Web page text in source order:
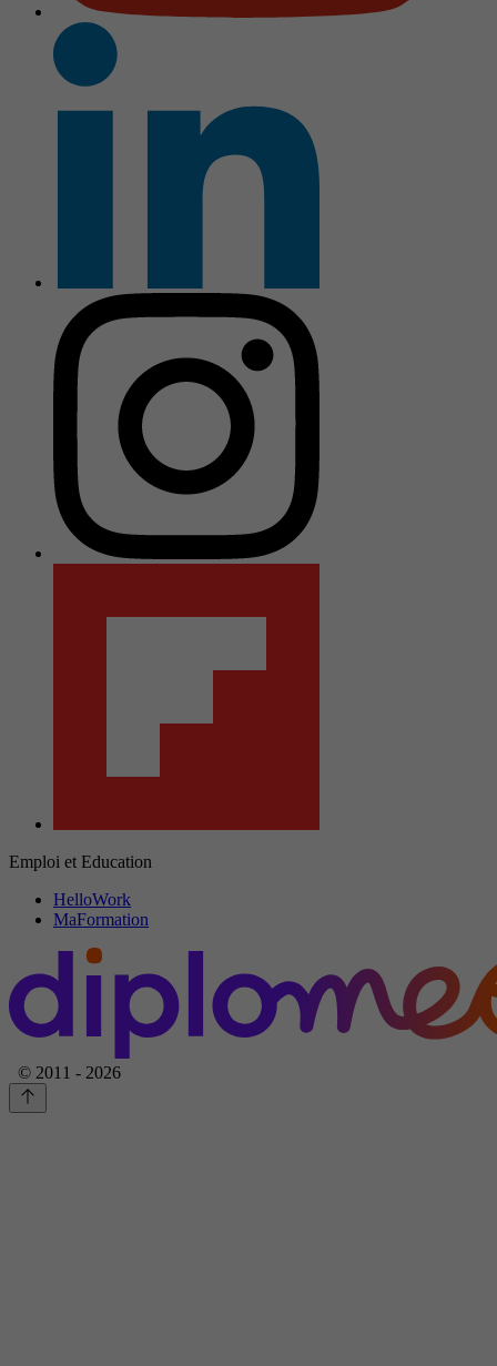
Emploi et Education
HelloWork
MaFormation
© 2011 - 2026